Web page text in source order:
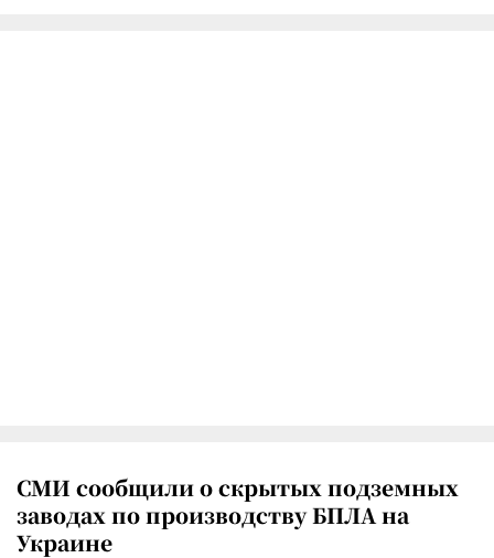
СМИ сообщили о скрытых подземных
заводах по производству БПЛА на
Украине